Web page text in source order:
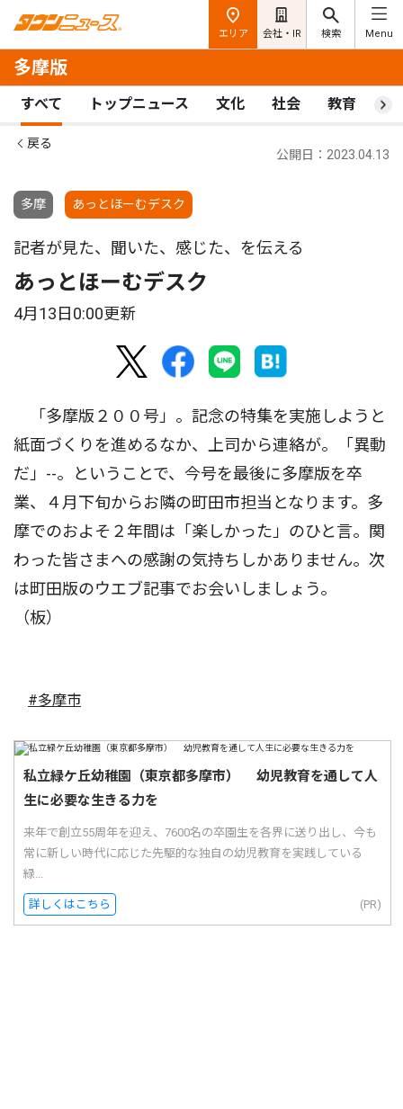
エリア 会社・IR 検索 Menu
多摩版
すべて トップニュース 文化 社会 教育 ス
戻る
多摩 あっとほーむデスク
公開日：2023.04.13
記者が見た、聞いた、感じた、を伝える
あっとほーむデスク
4月13日0:00更新
「多摩版２００号」。記念の特集を実施しようと
紙面づくりを進めるなか、上司から連絡が。「異動
だ」--。ということで、今号を最後に多摩版を卒
業、４月下旬からお隣の町田市担当となります。多
摩でのおよそ２年間は「楽しかった」のひと言。関
わった皆さまへの感謝の気持ちしかありません。次
は町田版のウエブ記事でお会いしましょう。
（板）
#多摩市
私立緑ケ丘幼稚園（東京都多摩市） 幼児教育を通して人
生に必要な生きる力を
来年で創立55周年を迎え、7600名の卒園生を各界に送り出し、今も
常に新しい時代に応じた先駆的な独自の幼児教育を実践している
緑...
詳しくはこちら (PR)